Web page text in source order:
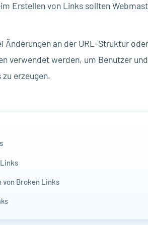
Erstellen von Links sollten
Änderungen an der URL-Struktur
verwendet werden, um Benutzer
erzeugen.
von Broken Links